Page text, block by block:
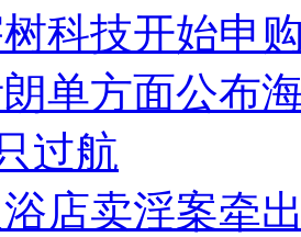
科技开始申
单方面公布
过航
店卖淫案牵